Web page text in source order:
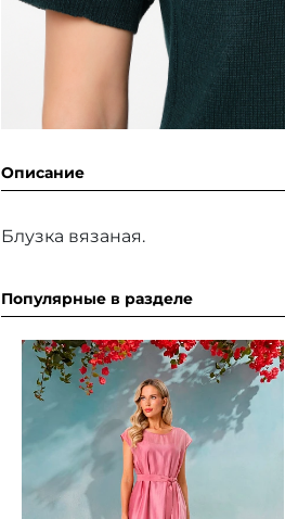
Описание
Блузка вязаная.
Популярные в разделе